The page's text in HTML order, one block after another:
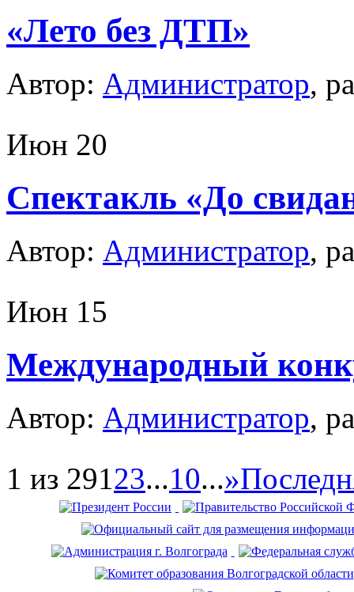
«Лето без ДТП»
Автор: Администратор,
Июн 20
Cпектакль «До
Автор: Администратор,
Июн 15
Международный
Автор: Администратор,
1 из 291 23...10...»